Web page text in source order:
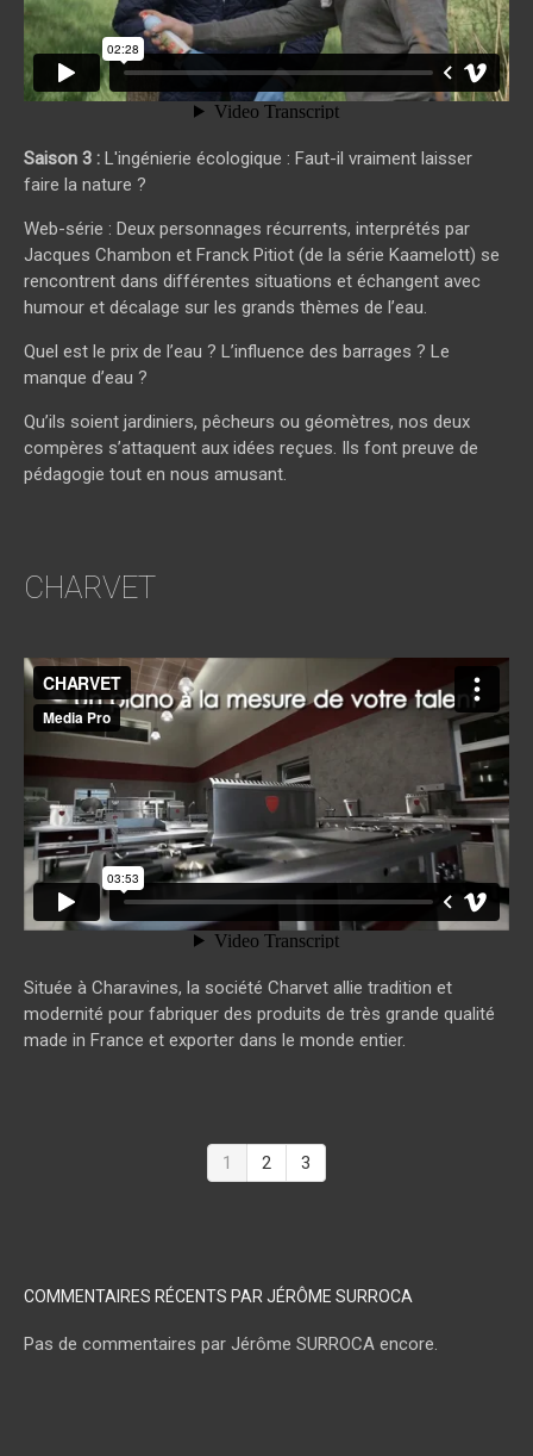
Saison 3 : L'ingénierie écologique : Faut-il vraiment laisser
faire la nature ?
Web-série : Deux personnages récurrents, interprétés par
Jacques Chambon et Franck Pitiot (de la série Kaamelott) se
rencontrent dans différentes situations et échangent avec
humour et décalage sur les grands thèmes de l’eau.
Quel est le prix de l’eau ? L’influence des barrages ? Le
manque d’eau ?
Qu’ils soient jardiniers, pêcheurs ou géomètres, nos deux
compères s’attaquent aux idées reçues. Ils font preuve de
pédagogie tout en nous amusant.
CHARVET
CHARVETfrommedia pro on
Située à Charavines, la société Charvet allie tradition et
modernité pour fabriquer des produits de très grande qualité
made in France et exporter dans le monde entier.
1 2 3
COMMENTAIRES RÉCENTS PAR JÉRÔME SURROCA
Pas de commentaires par Jérôme SURROCA encore.